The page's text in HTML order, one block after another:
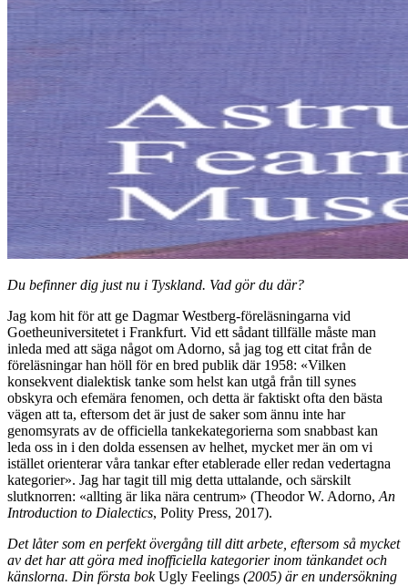
Du befinner dig just nu i Tyskland. Vad gör du där?
Jag kom hit för att ge Dagmar Westberg-föreläsningarna vid
Goetheuniversitetet i Frankfurt. Vid ett sådant tillfälle måste man
inleda med att säga något om Adorno, så jag tog ett citat från de
föreläsningar han höll för en bred publik där 1958: «Vilken
konsekvent dialektisk tanke som helst kan utgå från till synes
obskyra och efemära fenomen, och detta är faktiskt ofta den bästa
vägen att ta, eftersom det är just de saker som ännu inte har
genomsyrats av de officiella tankekategorierna som snabbast kan
leda oss in i den dolda essensen av helhet, mycket mer än om vi
istället orienterar våra tankar efter etablerade eller redan vedertagna
kategorier». Jag har tagit till mig detta uttalande, och särskilt
slutknorren: «allting är lika nära centrum» (Theodor W. Adorno, An
Introduction to Dialectics, Polity Press, 2017).
Det låter som en perfekt övergång till ditt arbete, eftersom så mycket
av det har att göra med inofficiella kategorier inom tänkandet och
känslorna. Din första bokUgly Feelings (2005) är en undersökning